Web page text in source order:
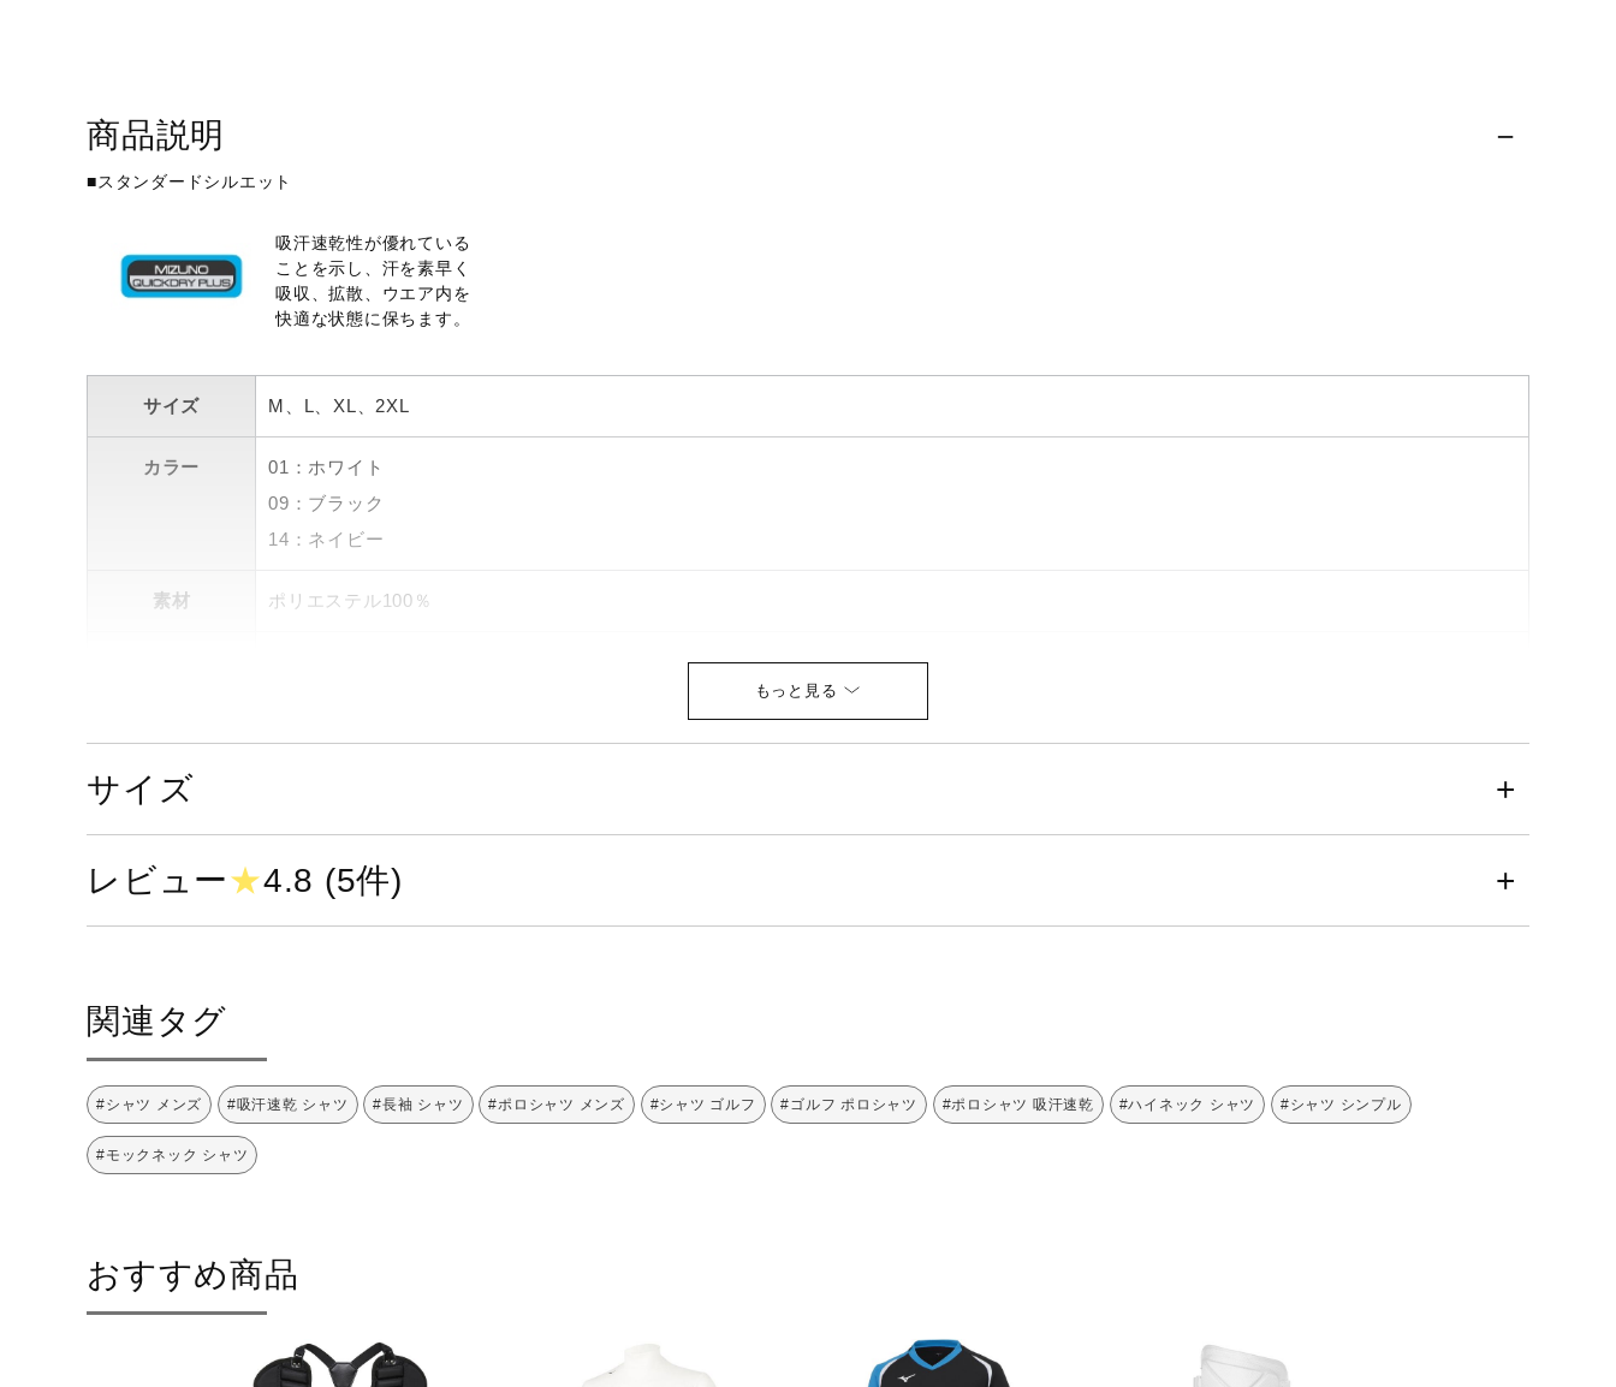
その他
商品説明
■スタンダードシルエット
吸汗速乾性が優れている
ことを示し、汗を素早く
吸収、拡散、ウエア内を
快適な状態に保ちます。
サイズ M、L、XL、2XL
カラー
01：ホワイト
09：ブラック
14：ネイビー
素材 ポリエステル100％
サイズ
レビュー★4.8 (5件)
関連タグ
#シャツ メンズ #吸汗速乾 シャツ #長袖 シャツ #ポロシャツ メンズ #シャツ ゴルフ #ゴルフ ポロシャツ #ポロシャツ 吸汗速乾 #ハイネック シャツ #シャツ シンプル
#モックネック シャツ
おすすめ商品